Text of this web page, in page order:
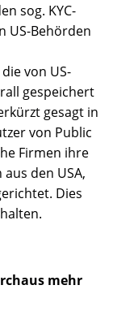
sog. KYC-
US-Behörden
von US-
gespeichert
gesagt in
von Public
Firmen ihre
den USA,
Dies
mehr